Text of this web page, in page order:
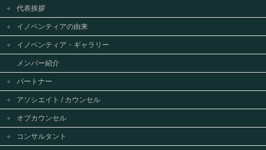
代表挨拶
イノベンティアの由来
イノベンティア・ギャラリー
メンバー紹介
パートナー
アソシエイト / カウンセル
オブカウンセル
コンサルタント